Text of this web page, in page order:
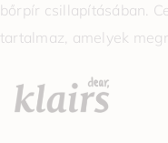
bőrpír csillapításában.
tartalmaz, amelyek